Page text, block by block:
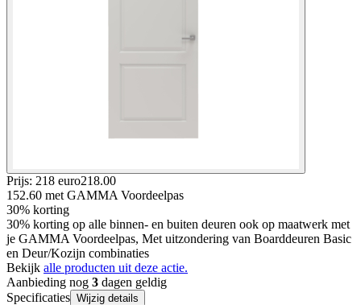
Prijs: 218 euro218.00
152.60 met GAMMA Voordeelpas
30% korting
30% korting op alle binnen- en buiten deuren ook op maatwerk met
je GAMMA Voordeelpas, Met uitzondering van Boarddeuren Basic
en Deur/Kozijn combinaties
Bekijk alle producten uit deze actie.
Aanbieding nog 3 dagen geldig
Specificaties Wijzig details